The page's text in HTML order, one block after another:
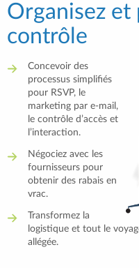
Organisez et
contrôle
Concevoir des
processus simplifiés
pour RSVP, le
marketing par e-mail,
le contrôle d’accès et
l’interaction.
Négociez avec les
fournisseurs pour
obtenir des rabais en
vrac.
Transformez la
logistique et tout le
allégée.